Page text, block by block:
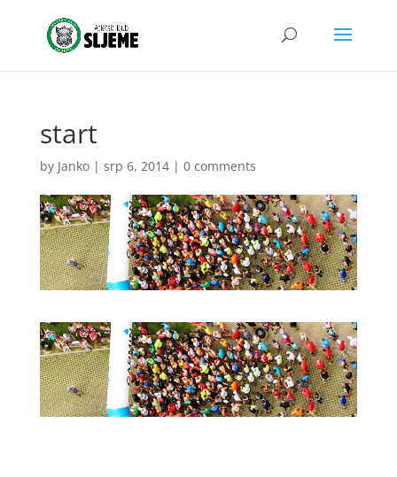
start
by Janko| srp 6, 2014| 0 comments